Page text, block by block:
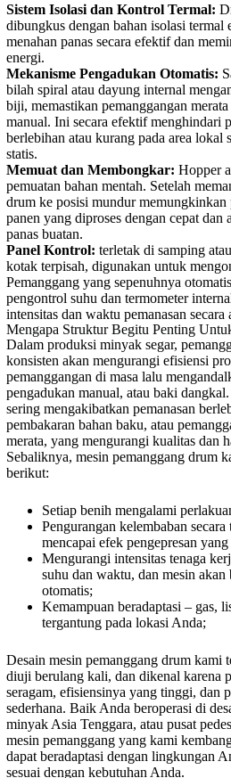
Sistem Isolasi dan Kontrol Termal:
dibungkus dengan bahan isolasi
menahan panas secara efektif dan
energi.
Mekanisme Pengadukan Otomatis:
bilah spiral atau dayung internal
biji, memastikan pemanggangan
manual. Ini secara efektif menghindari
berlebihan atau kurang pada area lokal
statis.
Memuat dan Membongkar: Hopper
pemuatan bahan mentah. Setelah
drum ke posisi mundur memungkinkan
panen yang diproses dengan cepat
panas buatan.
Panel Kontrol: terletak di samping
kotak terpisah, digunakan untuk
Pemanggang yang sepenuhnya
pengontrol suhu dan termometer
intensitas dan waktu pemanasan secara
Mengapa Struktur Begitu Penting
Dalam produksi minyak segar,
konsisten akan mengurangi efisiensi
pemanggangan di masa lalu
pengadukan manual, atau baki
sering mengakibatkan pemanasan
pembakaran bahan baku, atau
merata, yang mengurangi kualitas dan
Sebaliknya, mesin pemanggang drum
berikut:
Setiap benih mengalami
Pengurangan kelembaban
mencapai efek pengepresan
Mengurangi intensitas tenaga
suhu dan waktu, dan mesin akan
otomatis;
Kemampuan beradaptasi – gas,
tergantung pada lokasi Anda;
Desain mesin pemanggang drum kami
diuji berulang kali, dan dikenal karena
seragam, efisiensinya yang tinggi, dan
sederhana. Baik Anda beroperasi di
minyak Asia Tenggara, atau pusat
mesin pemanggang yang kami
dapat beradaptasi dengan lingkungan
sesuai dengan kebutuhan Anda.